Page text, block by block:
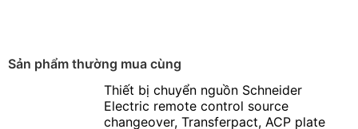
Sản phẩm thường mua cùng
Thiết bị chuyển nguồn Schneider
Electric remote control source
changeover, Transferpact, ACP plate